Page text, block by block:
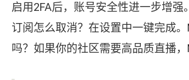
启用2FA后，账号安全性进一步增强
订阅怎么取消？在设置中一键完成
吗？如果你的社区需要高品质直播，